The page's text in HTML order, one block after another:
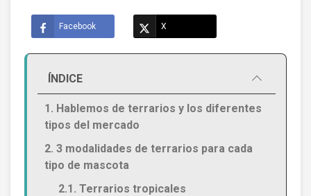
Facebook X
ÍNDICE
1. Hablemos de terrarios y los diferentes
tipos del mercado
2. 3 modalidades de terrarios para cada
tipo de mascota
2.1. Terrarios tropicales